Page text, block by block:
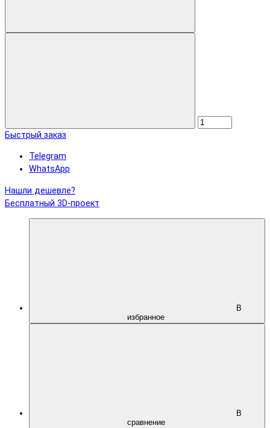
Быстрый заказ
Telegram
WhatsApp
Нашли дешевле?
Бесплатный 3D-проект
В
избранное
В
сравнение